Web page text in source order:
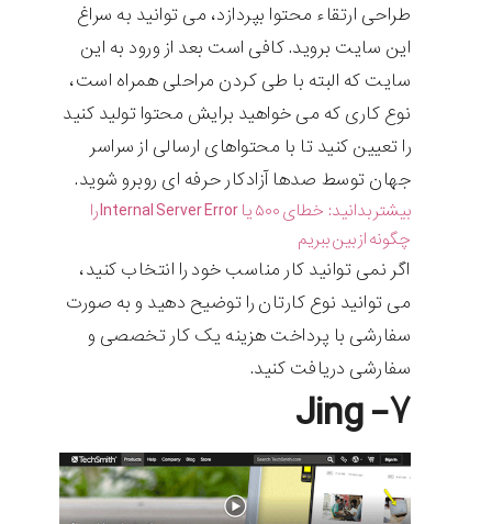
طراحی ارتقاء محتوا بپردازد، می توانید به سراغ
این سایت بروید. کافی است بعد از ورود به این
سایت که البته با طی کردن مراحلی همراه است،
نوع کاری که می خواهید برایش محتوا تولید کنید
را تعیین کنید تا با محتواهای ارسالی از سراسر
جهان توسط صدها آزادکار حرفه ای روبرو شوید.
بیشتر بدانید:
خطای ۵۰۰ یا Internal Server Error را
چگونه از بین ببریم
اگر نمی توانید کار مناسب خود را انتخاب کنید،
می توانید نوع کارتان را توضیح دهید و به صورت
سفارشی با پرداخت هزینه یک کار تخصصی و
سفارشی دریافت کنید.
۷- Jing